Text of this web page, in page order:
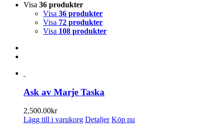
Visa 36 produkter
Visa 36 produkter
Visa 72 produkter
Visa 108 produkter
Ask av Marje Taska
2,500.00kr
Lägg till i varukorg Detaljer Köp nu